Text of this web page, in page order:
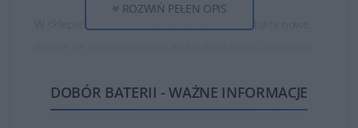
W sklepie DELL24 oferujemy wyłącznie produkty nowe,
Dzięki temu zakupione baterie są w stanie działać długo
i bezawaryjnie.
ROZWIŃ PEŁEN OPIS
DOBÓR BATERII - WAŻNE INFORMACJE